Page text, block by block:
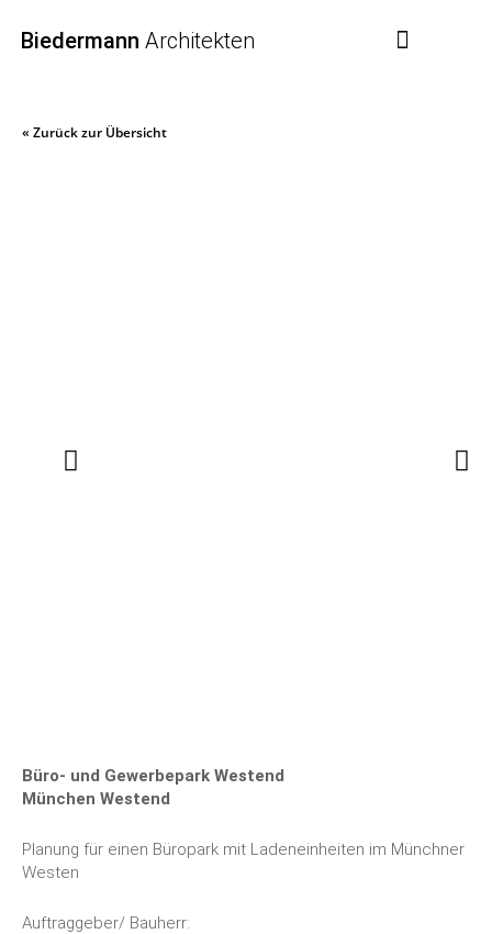
Biedermann Architekten
« Zurück zur Übersicht
Büro- und Gewerbepark Westend
München Westend
Planung für einen Büropark mit Ladeneinheiten im Münchner
Westen
Auftraggeber/ Bauherr: